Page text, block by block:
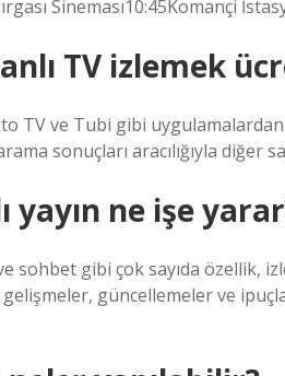
Sineması10:45Komançi
TV izlemek
TV ve Tubi gibi
sonuçları aracılığıyla diğer
yayın ne işe
ve sohbet gibi çok sayıda
gelişmeler, güncellemeler ve